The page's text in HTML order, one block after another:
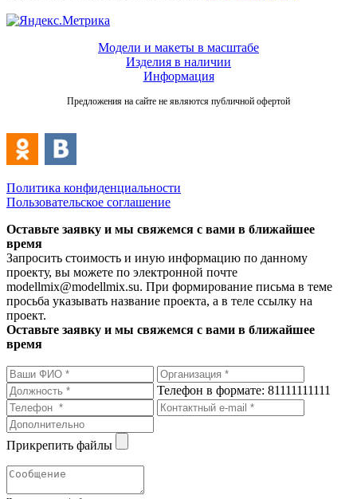
Модели и макеты в масштабе
Изделия в наличии
Информация
Предложения на сайте не являются публичной офертой
Политика конфиденциальности
Пользовательское соглашение
Оставьте заявку и мы свяжемся с вами в ближайшее
время
Запросить стоимость и иную информацию по данному
проекту, вы можете по электронной почте
modellmix@modellmix.su. При формирование письма в теме
просьба указывать название проекта, а в теле ссылку на
проект.
Оставьте заявку и мы свяжемся с вами в ближайшее
время
Телефон в формате: 81111111111
Прикрепить файлы